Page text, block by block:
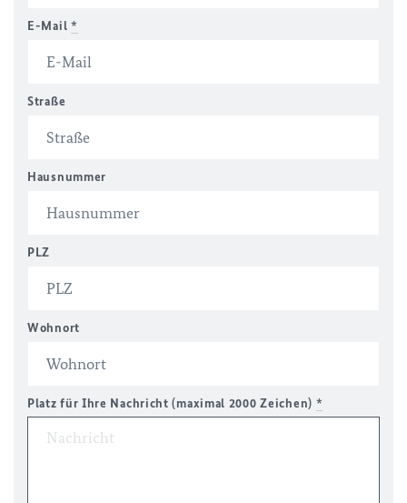
E-Mail *
Straße
Hausnummer
PLZ
Wohnort
Platz für Ihre Nachricht (maximal 2000 Zeichen) *